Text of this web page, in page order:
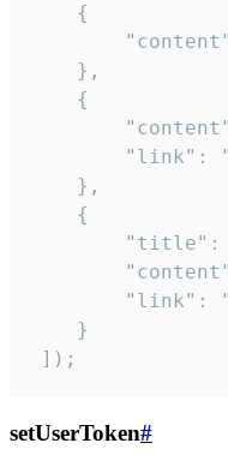
    {
    },
    {
"link":
    },
    {
"title":
"link":
    }
]);
setUserToken#